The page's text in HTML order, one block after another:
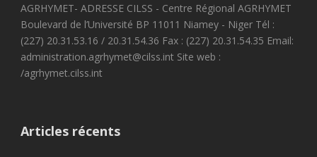
AGRHYMET- ADRESSE CILSS - Centre Régional AGRHYMET
Boulevard de l’Université BP 11011 Niamey - Niger Tél :
(227) 20.31.53.16 / 20.31.54.36 Fax : (227) 20.31.54.35 Email:
administration.agrhymet@cilss.int Site web :
/agrhymet.cilss.int
Articles récents